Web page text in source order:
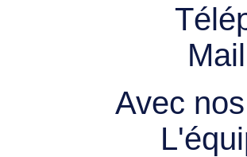
Avec